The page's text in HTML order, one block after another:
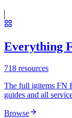
Everything
718 resources
The full igitems FN
guides and all
Browse